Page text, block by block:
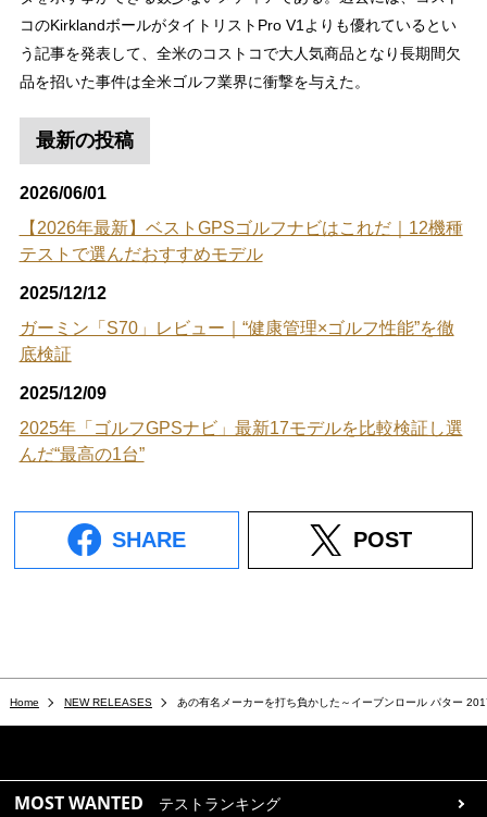
コのKirklandボールがタイトリストPro V1よりも優れているとい
う記事を発表して、全米のコストコで大人気商品となり長期間欠
品を招いた事件は全米ゴルフ業界に衝撃を与えた。
最新の投稿
2026/06/01
【2026年最新】ベストGPSゴルフナビはこれだ｜12機種
テストで選んだおすすめモデル
2025/12/12
ガーミン「S70」レビュー｜“健康管理×ゴルフ性能”を徹
底検証
2025/12/09
2025年「ゴルフGPSナビ」最新17モデルを比較検証し選
んだ“最高の1台”
SHARE POST
Home NEW RELEASES あの有名メーカーを打ち負かした～イーブンロール パター
MOST WANTED テストランキング